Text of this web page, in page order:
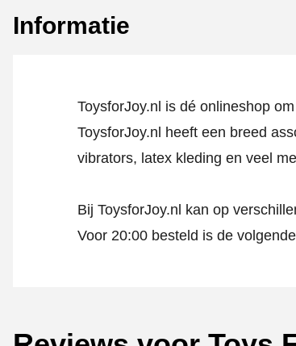
Informatie
ToysforJoy.nl is dé onlineshop
ToysforJoy.nl heeft een breed
vibrators, latex kleding en veel
Bij ToysforJoy.nl kan op
Voor 20:00 besteld is de